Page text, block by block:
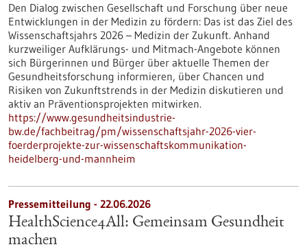
Den Dialog zwischen Gesellschaft und Forschung über neue
Entwicklungen in der Medizin zu fördern: Das ist das Ziel des
Wissenschaftsjahrs 2026 – Medizin der Zukunft. Anhand
kurzweiliger Aufklärungs- und Mitmach-Angebote können
sich Bürgerinnen und Bürger über aktuelle Themen der
Gesundheitsforschung informieren, über Chancen und
Risiken von Zukunftstrends in der Medizin diskutieren und
aktiv an Präventionsprojekten mitwirken.
https://www.gesundheitsindustrie-
bw.de/fachbeitrag/pm/wissenschaftsjahr-2026-vier-
foerderprojekte-zur-wissenschaftskommunikation-
heidelberg-und-mannheim
Pressemitteilung - 22.06.2026
HealthScience4All: Gemeinsam Gesundheit
machen